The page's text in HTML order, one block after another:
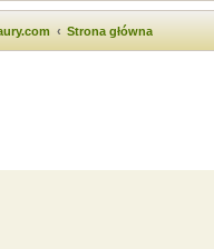
Strona główna